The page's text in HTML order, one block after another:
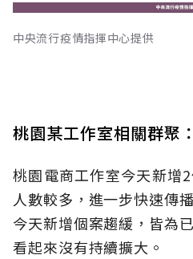
中央流行疫情指揮中心提供
桃園某工作室相關群聚
桃園電商工作室今天新增
人數較多，進一步快速傳
今天新增個案趨緩，皆為
看起來沒有持續擴大。